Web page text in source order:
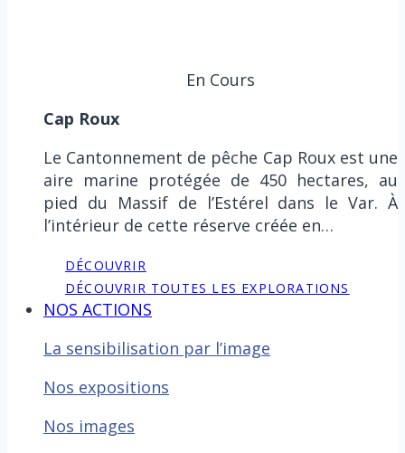
En Cours
Cap Roux
Le Cantonnement de pêche Cap Roux est une
aire marine protégée de 450 hectares, au
pied du Massif de l’Estérel dans le Var. À
l’intérieur de cette réserve créée en…
DÉCOUVRIR
DÉCOUVRIR TOUTES LES EXPLORATIONS
NOS ACTIONS
La sensibilisation par l’image
Nos expositions
Nos images